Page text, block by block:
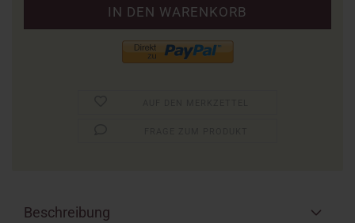
Beschreibung